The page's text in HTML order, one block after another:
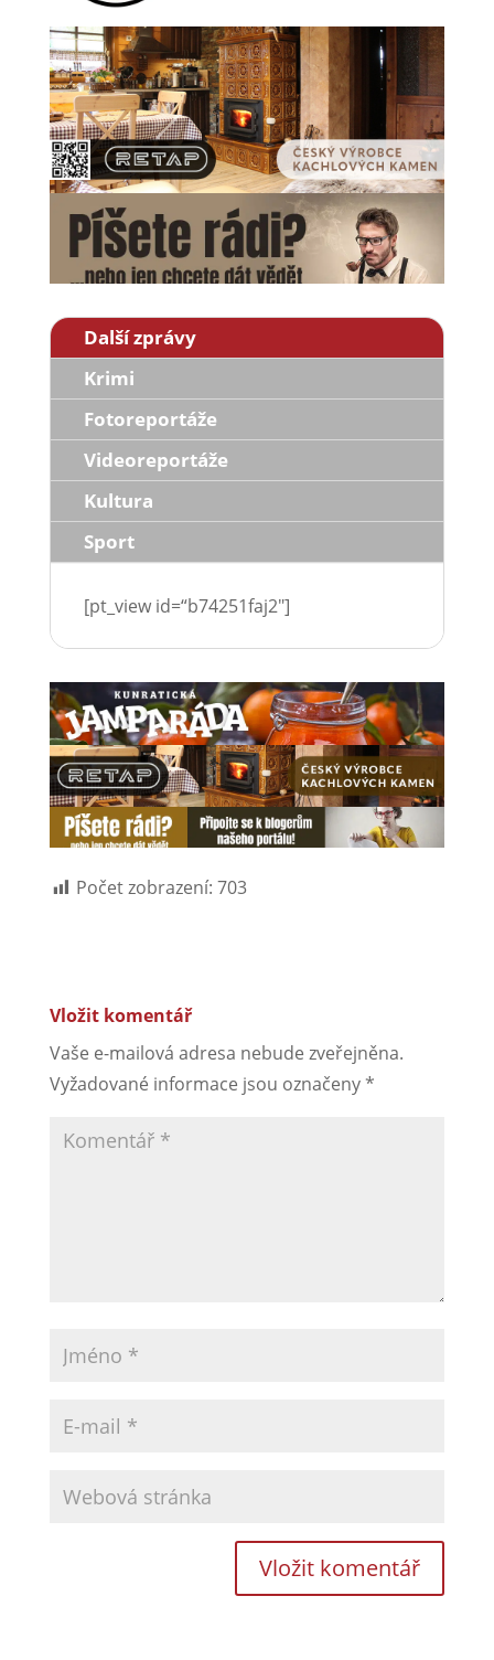
Další zprávy
Krimi
Fotoreportáže
Videoreportáže
Kultura
Sport
[pt_view id=“b74251faj2″]
Počet zobrazení: 703
Vložit komentář
Vaše e-mailová adresa nebude zveřejněna.
Vyžadované informace jsou označeny*